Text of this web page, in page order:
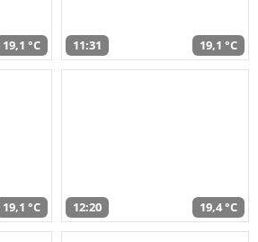
19,1 °C 11:31 19,1 °C
19,1 °C 12:20 19,4 °C